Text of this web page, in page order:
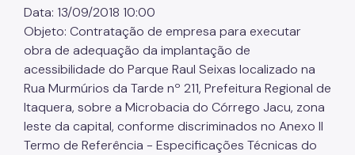
Data: 13/09/2018 10:00
Objeto: Contratação de empresa para executar
obra de adequação da implantação de
acessibilidade do Parque Raul Seixas localizado na
Rua Murmúrios da Tarde nº 211, Prefeitura Regional de
Itaquera, sobre a Microbacia do Córrego Jacu, zona
leste da capital, conforme discriminados no Anexo II
Termo de Referência - Especificações Técnicas do